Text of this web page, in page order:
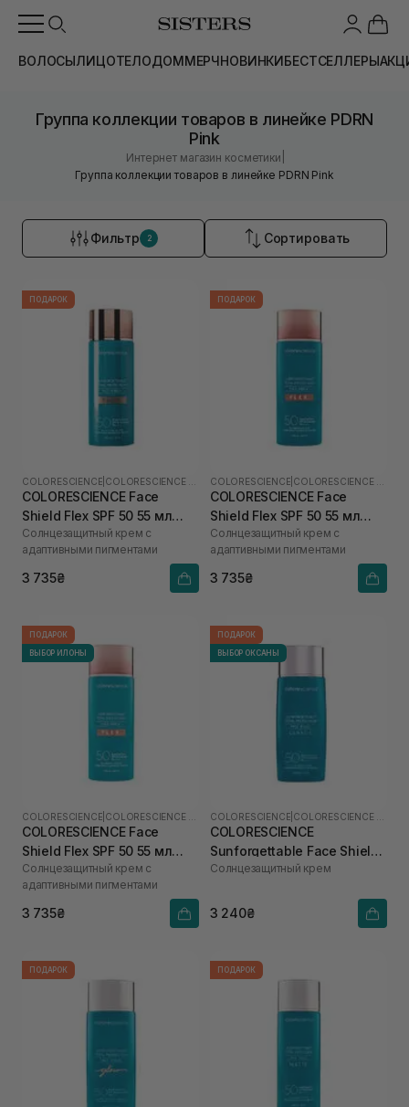
ВОЛОСЫЛИЦОТЕЛОДОММЕРЧНОВИНКИБЕСТСЕЛЛЕРЫ
Группа коллекции товаров в линейке PDRN
Pink
Интернет магазин косметики
Группа коллекции товаров в линейке PDRN Pink
Фильтр 2 Сортировать
ПОДАРОК
COLORESCIENCE
COLORESCIENCE Face
Shield Flex SPF 50 55 мл
(Light)
Солнцезащитный крем с
адаптивными пигментами
3 735₴
ПОДАРОК
COLORESCIENCE
COLORESCIENCE Face
Shield Flex SPF 50 55 мл
(Medium)
Солнцезащитный крем с
адаптивными пигментами
3 735₴
ПОДАРОК
ВЫБОР ИЛОНЫ
COLORESCIENCE
COLORESCIENCE Face
Shield Flex SPF 50 55 мл
(Fair)
Солнцезащитный крем с
адаптивными пигментами
3 735₴
ПОДАРОК
ВЫБОР ОКСАНЫ
COLORESCIENCE
COLORESCIENCE
Sunforgettable Face Shield
Classic SPF 50 55 мл
Солнцезащитный крем
3 240₴
ПОДАРОК ПОДАРОК